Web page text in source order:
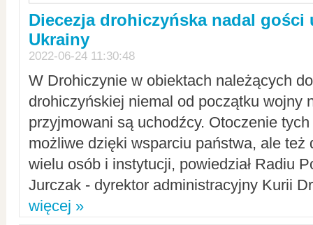
Diecezja drohiczyńska nadal gości
Ukrainy
2022-06-24 11:30:48
W Drohiczynie w obiektach należących
drohiczyńskiej niemal od początku wojny
przyjmowani są uchodźcy. Otoczenie
możliwe dzięki wsparciu państwa, ale też
wielu osób i instytucji, powiedział Radiu
Jurczak - dyrektor administracyjny Kurii
więcej »